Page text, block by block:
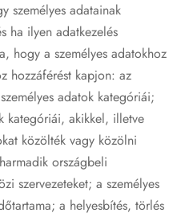
személyes adatainak
ha ilyen adatkezelés
hogy a személyes adatokhoz
hozzáférést kapjon: az
adatok kategóriái;
kategóriái, akikkel, illetve
közölték vagy közölni
országbeli
szervezeteket; a személyes
a helyesbítés, törlés